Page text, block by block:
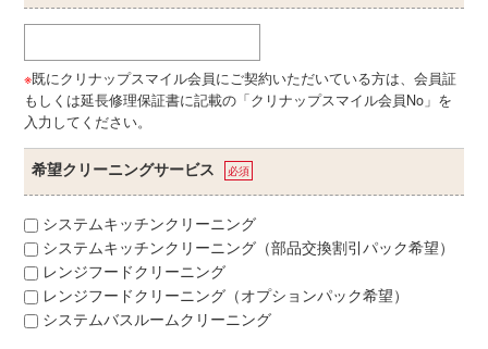
※既にクリナップスマイル会員にご契約いただいている方は、会員証
もしくは延長修理保証書に記載の「クリナップスマイル会員No」を
入力してください。
希望クリーニングサービス 必須
システムキッチンクリーニング
システムキッチンクリーニング（部品交換割引パック希望）
レンジフードクリーニング
レンジフードクリーニング（オプションパック希望）
システムバスルームクリーニング